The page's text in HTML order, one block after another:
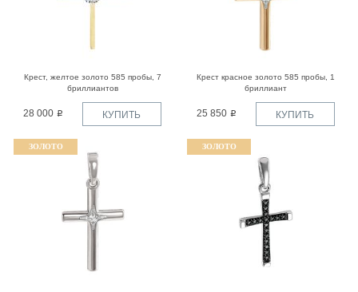
Крест, желтое золото 585 пробы, 7
бриллиантов
28 000 КУПИТЬ
Крест красное золото 585 пробы, 1
бриллиант
25 850 КУПИТЬ
ЗОЛОТО ЗОЛОТО